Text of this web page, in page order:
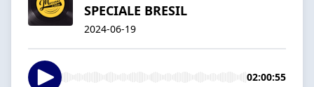
SPECIALE BRESIL
2024-06-19
02:00:55